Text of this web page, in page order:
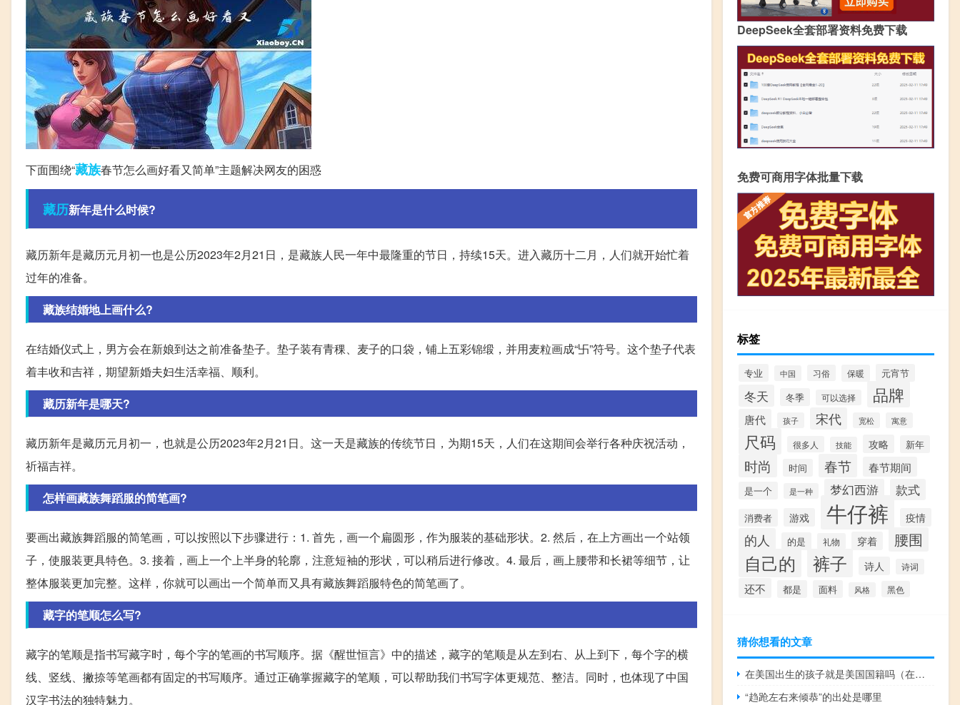
下面围绕“藏族春节怎么画好看又简单”主题解决网友的困惑
藏历新年是什么时候?
藏历新年是藏历元月初一也是公历2023年2月21日，是藏族人民一年中最隆重的节日，持续15天。进入藏历十二月，人们就开始忙着
过年的准备。
藏族结婚地上画什么?
在结婚仪式上，男方会在新娘到达之前准备垫子。垫子装有青稞、麦子的口袋，铺上五彩锦缎，并用麦粒画成“卐”符号。这个垫子代表
着丰收和吉祥，期望新婚夫妇生活幸福、顺利。
藏历新年是哪天?
藏历新年是藏历元月初一，也就是公历2023年2月21日。这一天是藏族的传统节日，为期15天，人们在这期间会举行各种庆祝活动，
祈福吉祥。
怎样画藏族舞蹈服的简笔画?
要画出藏族舞蹈服的简笔画，可以按照以下步骤进行：1. 首先，画一个扁圆形，作为服装的基础形状。2. 然后，在上方画出一个站领
子，使服装更具特色。3. 接着，画上一个上半身的轮廓，注意短袖的形状，可以稍后进行修改。4. 最后，画上腰带和长裙等细节，让
整体服装更加完整。这样，你就可以画出一个简单而又具有藏族舞蹈服特色的简笔画了。
藏字的笔顺怎么写?
藏字的笔顺是指书写藏字时，每个字的笔画的书写顺序。据《醒世恒言》中的描述，藏字的笔顺是从左到右、从上到下，每个字的横
线、竖线、撇捺等笔画都有固定的书写顺序。通过正确掌握藏字的笔顺，可以帮助我们书写字体更规范、整洁。同时，也体现了中国
汉字书法的独特魅力。
DeepSeek全套部署资料免费下载
免费可商用字体批量下载
标签
专业 中国 习俗 保暖 元宵节
冬天 冬季 可以选择 品牌
唐代 孩子 宋代 宽松 寓意
尺码 很多人 技能 攻略 新年
时尚 时间 春节 春节期间
是一个 是一种 梦幻西游 款式
消费者 游戏 牛仔裤 疫情
的人 的是 礼物 穿着 腰围
自己的 裤子 诗人 诗词
还不 都是 面料 风格 黑色
猜你想看的文章
在美国出生的孩子就是美国国籍吗（在美国出生的孩子就是美国国籍）
“趋跄左右来倾恭”的出处是哪里